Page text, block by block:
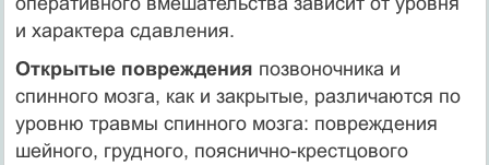
и характера сдавления.
Открытые повреждения позвоночника и
спинного мозга, как и закрытые, различаются по
уровню травмы спинного мозга: повреждения
шейного, грудного, пояснично-крестцового